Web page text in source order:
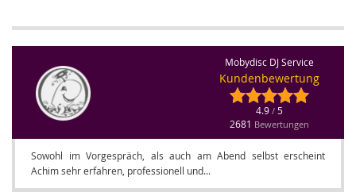
Mobydisc DJ Service
Kundenbewertung
4.9 / 5
2681 Bewertungen
Sowohl im Vorgespräch, als auch am Abend selbst erscheint
Achim sehr erfahren, professionell und...